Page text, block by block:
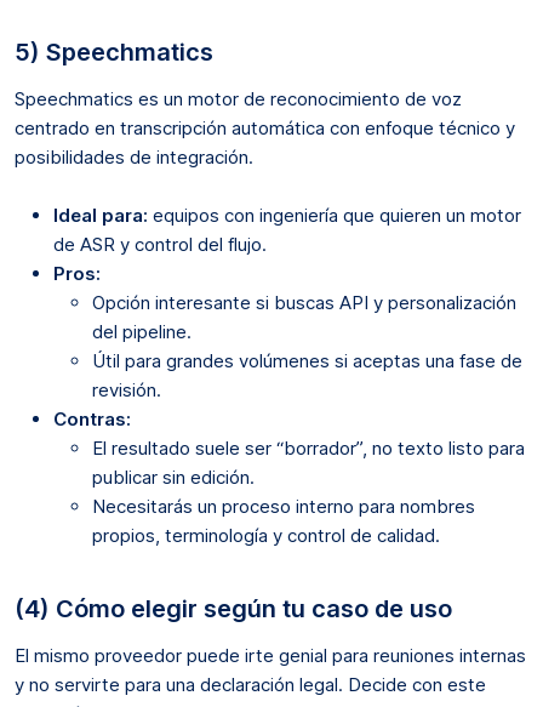
5) Speechmatics
Speechmatics es un motor de reconocimiento de voz
centrado en transcripción automática con enfoque técnico y
posibilidades de integración.
Ideal para: equipos con ingeniería que quieren un motor
de ASR y control del flujo.
Pros:
Opción interesante si buscas API y personalización
del pipeline.
Útil para grandes volúmenes si aceptas una fase de
revisión.
Contras:
El resultado suele ser “borrador”, no texto listo para
publicar sin edición.
Necesitarás un proceso interno para nombres
propios, terminología y control de calidad.
(4) Cómo elegir según tu caso de uso
El mismo proveedor puede irte genial para reuniones internas
y no servirte para una declaración legal. Decide con este